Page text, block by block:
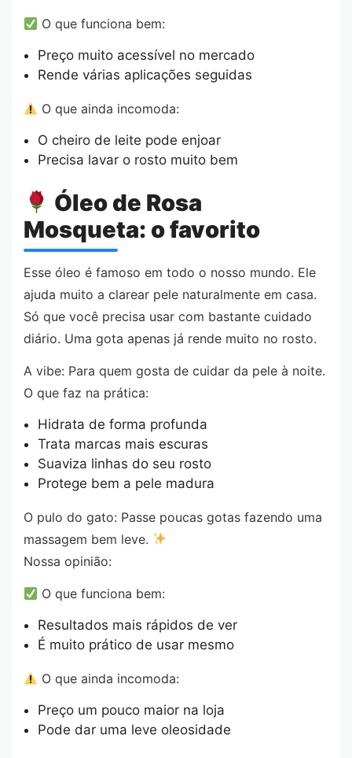
O que funciona bem:
Preço muito acessível no mercado
Rende várias aplicações seguidas
O que ainda incomoda:
O cheiro de leite pode enjoar
Precisa lavar o rosto muito bem
Óleo de Rosa
Mosqueta: o favorito
Esse óleo é famoso em todo o nosso mundo. Ele
ajuda muito a clarear pele naturalmente em casa.
Só que você precisa usar com bastante cuidado
diário. Uma gota apenas já rende muito no rosto.
A vibe: Para quem gosta de cuidar da pele à noite.
O que faz na prática:
Hidrata de forma profunda
Trata marcas mais escuras
Suaviza linhas do seu rosto
Protege bem a pele madura
O pulo do gato: Passe poucas gotas fazendo uma
massagem bem leve.
Nossa opinião:
O que funciona bem:
Resultados mais rápidos de ver
É muito prático de usar mesmo
O que ainda incomoda:
Preço um pouco maior na loja
Pode dar uma leve oleosidade